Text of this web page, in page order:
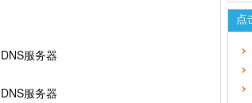
服务器
服务器
点